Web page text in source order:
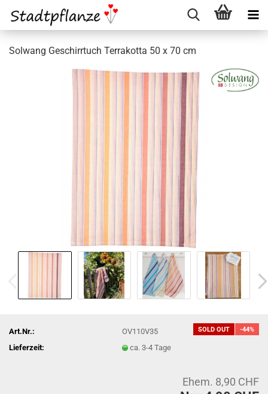
Solwang Geschirrtuch Terrakotta 50 x 70 cm
SOLD OUT -44%
Art.Nr.:
OV110V35
Lieferzeit:
ca. 3-4 Tage
Ehem. 8,90 CHF